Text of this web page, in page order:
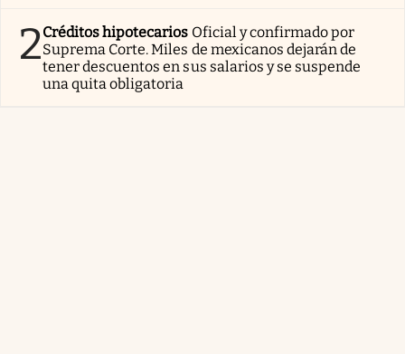
2Créditos hipotecarios Oficial y confirmado por
Suprema Corte. Miles de mexicanos dejarán de
tener descuentos en sus salarios y se suspende
una quita obligatoria